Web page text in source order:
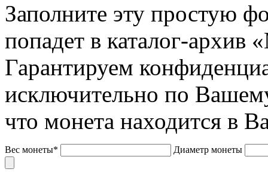
Заполните эту простую
попадет в каталог-архив
Гарантируем
исключительно по
что монета находится в
Вес монеты* Диаметр монеты